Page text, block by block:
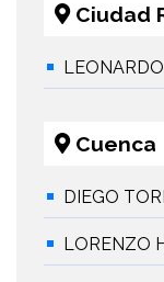
Ciudad
Cuenca
DIEGO
LORENZO